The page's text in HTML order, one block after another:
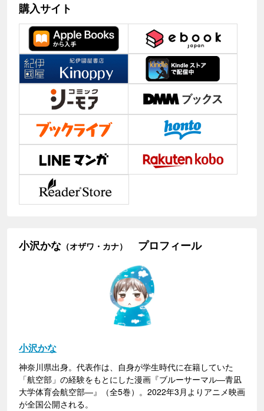
購入サイト
小沢かな （オザワ・カナ） プロフィール
小沢かな
神奈川県出身。代表作は、自身が学生時代に在籍していた
「航空部」の経験をもとにした漫画『ブルーサーマル―青凪
大学体育会航空部―』（全5巻）。2022年3月よりアニメ映画
が全国公開される。